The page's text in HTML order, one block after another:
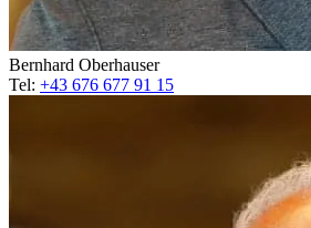
Bernhard Oberhauser
Tel: +43 676 677 91 15